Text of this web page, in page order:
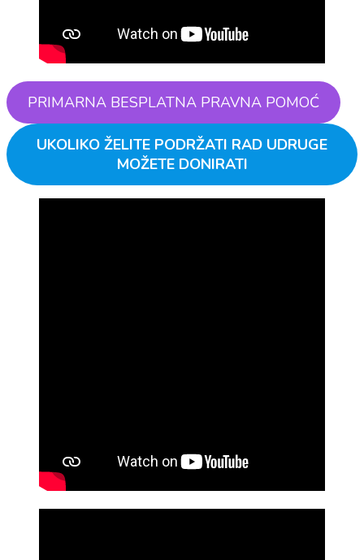
PRIMARNA BESPLATNA PRAVNA POMOĆ
UKOLIKO ŽELITE PODRŽATI RAD UDRUGE
MOŽETE DONIRATI